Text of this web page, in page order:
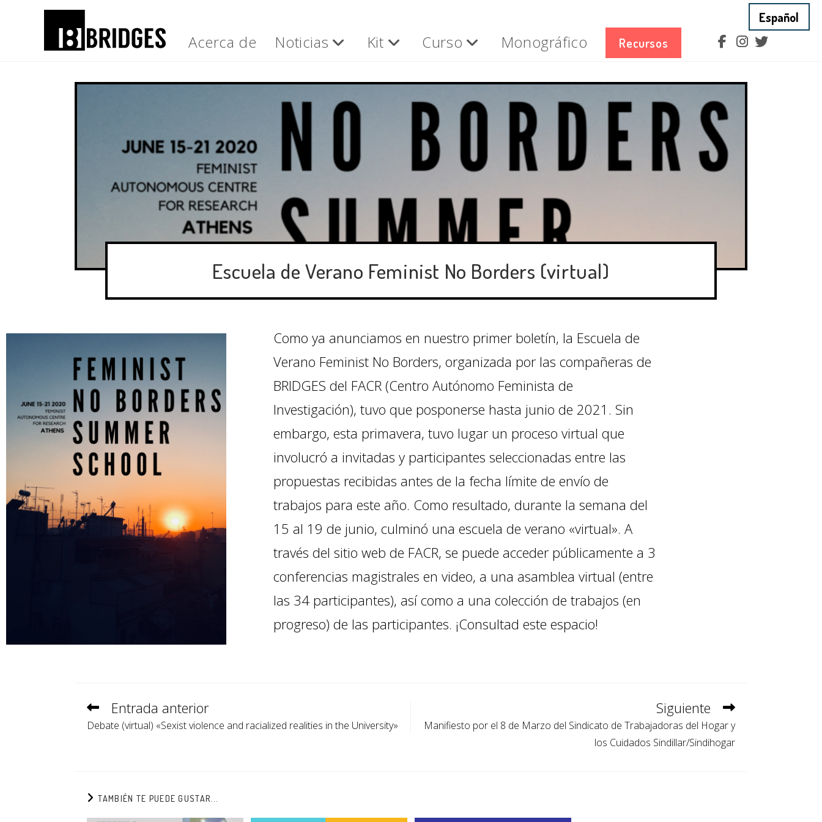
Acerca de Noticias Kit Curso Monográfico Recursos
Escuela de Verano Feminist No Borders (virtual)
Como ya anunciamos en nuestro primer boletín, la Escuela de
Verano Feminist No Borders, organizada por las compañeras de
BRIDGES del FACR (Centro Autónomo Feminista de
Investigación), tuvo que posponerse hasta junio de 2021. Sin
embargo, esta primavera, tuvo lugar un proceso virtual que
involucró a invitadas y participantes seleccionadas entre las
propuestas recibidas antes de la fecha límite de envío de
trabajos para este año. Como resultado, durante la semana del
15 al 19 de junio, culminó una escuela de verano «virtual». A
través del sitio web de FACR, se puede acceder públicamente a 3
conferencias magistrales en video, a una asamblea virtual (entre
las 34 participantes), así como a una colección de trabajos (en
progreso) de las participantes. ¡Consultad este espacio!
Entrada anterior
Debate (virtual) «Sexist violence and racialized realities in the University»
Siguiente
Manifiesto por el 8 de Marzo del Sindicato de Trabajadoras del Hogar y
los Cuidados Sindillar/Sindihogar
TAMBIÉN TE PUEDE GUSTAR...